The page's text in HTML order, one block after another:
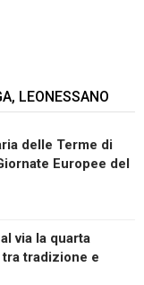
LEONESSANO
delle Terme di
Europee del
via la quarta
tradizione e